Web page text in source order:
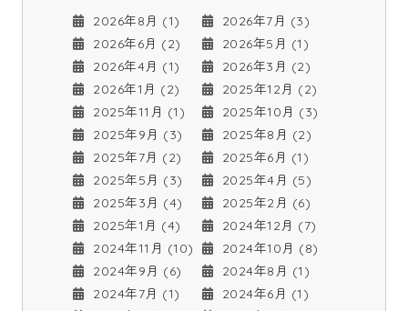
2026年8月 (1)
2026年7月 (3)
2026年6月 (2)
2026年5月 (1)
2026年4月 (1)
2026年3月 (2)
2026年1月 (2)
2025年12月 (2)
2025年11月 (1)
2025年10月 (3)
2025年9月 (3)
2025年8月 (2)
2025年7月 (2)
2025年6月 (1)
2025年5月 (3)
2025年4月 (5)
2025年3月 (4)
2025年2月 (6)
2025年1月 (4)
2024年12月 (7)
2024年11月 (10)
2024年10月 (8)
2024年9月 (6)
2024年8月 (1)
2024年7月 (1)
2024年6月 (1)